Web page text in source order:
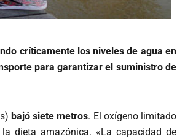
críticamente los niveles de agua en
para garantizar el suministro de
bajó siete metros. El oxígeno limitado
dieta amazónica. «La capacidad de